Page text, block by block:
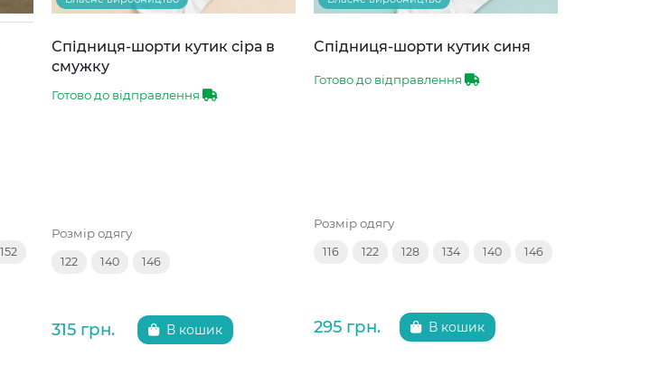
152
Спідниця-шорти кутик сіра в
смужку
Готово до відправлення
Розмір одягу
122 140 146
315 грн. В кошик
Спідниця-шорти кутик синя
Готово до відправлення
Розмір одягу
116 122 128 134 140 146
295 грн. В кошик